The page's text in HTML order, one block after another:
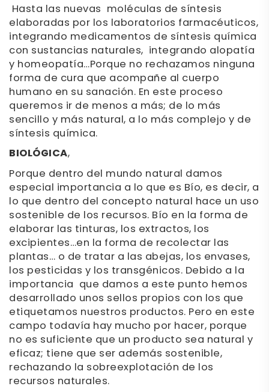
Hasta las nuevas moléculas de síntesis
elaboradas por los laboratorios farmacéuticos,
integrando medicamentos de síntesis química
con sustancias naturales, integrando alopatía
y homeopatía…Porque no rechazamos ninguna
forma de cura que acompañe al cuerpo
humano en su sanación. En este proceso
queremos ir de menos a más; de lo más
sencillo y más natural, a lo más complejo y de
síntesis química.
BIOLÓGICA,
Porque dentro del mundo natural damos
especial importancia a lo que es Bío, es decir, a
lo que dentro del concepto natural hace un uso
sostenible de los recursos. Bío en la forma de
elaborar las tinturas, los extractos, los
excipientes…en la forma de recolectar las
plantas… o de tratar a las abejas, los envases,
los pesticidas y los transgénicos. Debido a la
importancia que damos a este punto hemos
desarrollado unos sellos propios con los que
etiquetamos nuestros productos. Pero en este
campo todavía hay mucho por hacer, porque
no es suficiente que un producto sea natural y
eficaz; tiene que ser además sostenible,
rechazando la sobreexplotación de los
recursos naturales.